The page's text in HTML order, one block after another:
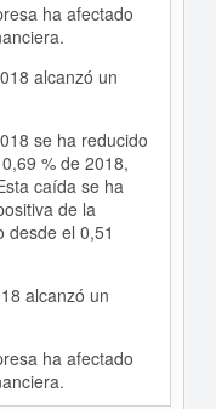
ha afectado
alcanzó un
se ha reducido
% de 2018,
caída se ha
de la
desde el 0,51
alcanzó un
ha afectado